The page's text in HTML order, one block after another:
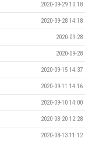
2020-09-29 10:18
2020-09-28 14:18
2020-09-28
2020-09-28
2020-09-15 14:37
2020-09-11 14:16
2020-09-10 14:00
2020-08-20 12:28
2020-08-13 11:12